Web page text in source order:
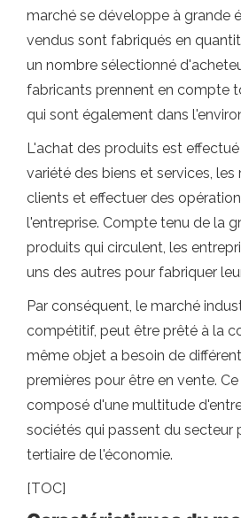
marché se développe à grande
vendus sont fabriqués en
un nombre sélectionné
fabricants prennent en compte
qui sont également dans
L'achat des produits est
variété des biens et services, les
clients et effectuer des
l'entreprise. Compte tenu de la
produits qui circulent, les
uns des autres pour fabriquer
Par conséquent, le marché
compétitif, peut être prêté à la
même objet a besoin de
premières pour être en vente.
composé d'une multitude
sociétés qui passent du secteur
tertiaire de l'économie.
[TOC]